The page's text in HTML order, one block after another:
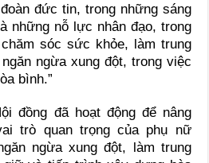
đức tin, trong những sáng
những nỗ lực nhân đạo, trong
sóc sức khỏe, làm trung
ngừa xung đột, trong việc
bình.”
đồng đã hoạt động để nâng
trò quan trọng của phụ nữ
ngừa xung đột, làm trung